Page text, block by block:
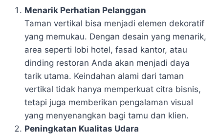
Menarik Perhatian Pelanggan
Taman vertikal bisa menjadi elemen dekoratif
yang memukau. Dengan desain yang menarik,
area seperti lobi hotel, fasad kantor, atau
dinding restoran Anda akan menjadi daya
tarik utama. Keindahan alami dari taman
vertikal tidak hanya memperkuat citra bisnis,
tetapi juga memberikan pengalaman visual
yang menyenangkan bagi tamu dan klien.
Peningkatan Kualitas Udara